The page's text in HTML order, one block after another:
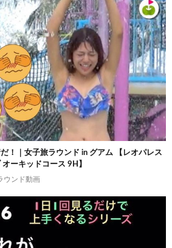
！｜女子旅ラウンド in グアム 【レオパレス
ーキッドコース 9H】
ウンド動画